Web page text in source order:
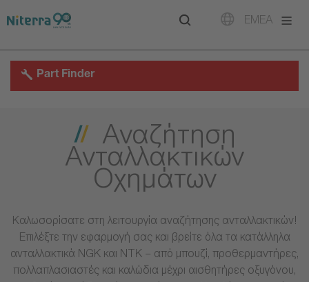
to
to
to
EMEA
Part Finder
Αναζήτηση
Ανταλλακτικών
Οχημάτων
Καλωσορίσατε στη λειτουργία αναζήτησης ανταλλακτικών!
Επιλέξτε την εφαρμογή σας και βρείτε όλα τα κατάλληλα
ανταλλακτικά NGK και NTK – από μπουζί, προθερμαντήρες,
πολλαπλασιαστές και καλώδια μέχρι αισθητήρες οξυγόνου,